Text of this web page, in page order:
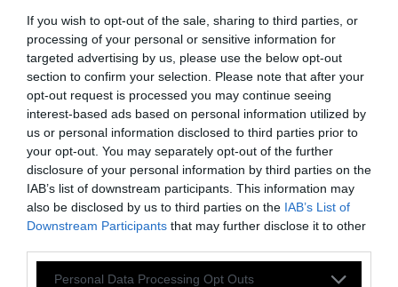
If you wish to opt-out of the sale, sharing to third parties, or
processing of your personal or sensitive information for
targeted advertising by us, please use the below opt-out
section to confirm your selection. Please note that after your
opt-out request is processed you may continue seeing
interest-based ads based on personal information utilized by
us or personal information disclosed to third parties prior to
your opt-out. You may separately opt-out of the further
disclosure of your personal information by third parties on the
IAB’s list of downstream participants. This information may
also be disclosed by us to third parties on the IAB’s List of
Downstream Participants that may further disclose it to other
Personal Data Processing Opt Outs
έναντι του μέσου ευρωπαϊκού όρου του 1,71%.
Η Ελλάδα συνεχίζει να εμφανίζει ένα από τα
υψηλότερα ποσοστά ιδιωτικών δαπανών
υγείας στην ΕΕ, αναγκάζοντας τους πολίτες
να καλύπτουν μόνοι τους το δυσβάσταχτο
κόστος της περίθαλψης.
Με την πενιχρή τους σύνταξη,όσοι
ηλικιωμένοι δεν έχουν αλλά εισοδήματα
εξαρτώνται από τη βοήθεια της οικογένειας.
στοργικοί γείτονες;